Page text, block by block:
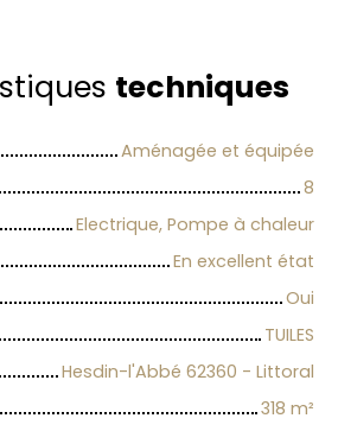
techniques
Aménagée et équipée
8
Electrique, Pompe à chaleur
En excellent état
Oui
TUILES
Hesdin-l'Abbé 62360 - Littoral
318 m²